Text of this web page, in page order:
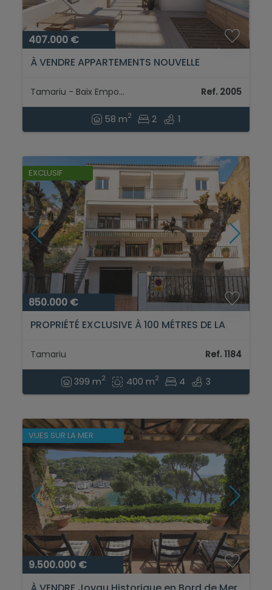
407.000 €
À VENDRE APPARTEMENTS NOUVELLE
MER (COSTA BRAVA)...
Tamariu - Baix Empordà Ref. 2005
58 m2 2 1
EXCLUSIF
850.000 €
PROPRIÉTÉ EXCLUSIVE À 100 MÉTRES DE LA
Tamariu Ref. 1184
399 m2 400 m2 4 3
VUES SUR LA MER
9.500.000 €